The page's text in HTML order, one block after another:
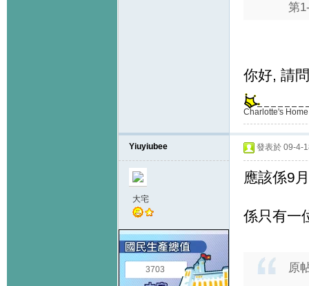
第
你好, 請
Charlotte's Home
Yiuyiubee
大宅
3703
發表於 09-4-
應該係9
係只有一
原